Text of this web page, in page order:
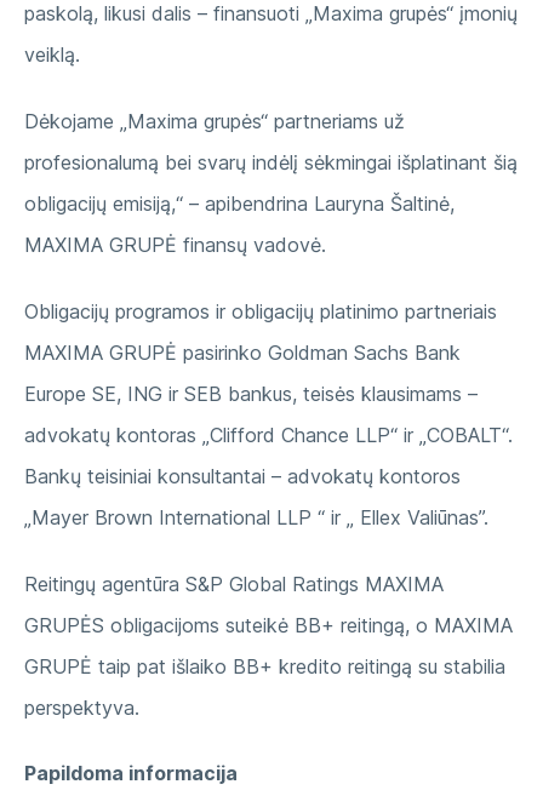
paskolą, likusi dalis – finansuoti „Maxima grupės“ įmonių
veiklą.
Dėkojame „Maxima grupės“ partneriams už
profesionalumą bei svarų indėlį sėkmingai išplatinant šią
obligacijų emisiją,“ – apibendrina Lauryna Šaltinė,
MAXIMA GRUPĖ finansų vadovė.
Obligacijų programos ir obligacijų platinimo partneriais
MAXIMA GRUPĖ pasirinko Goldman Sachs Bank
Europe SE, ING ir SEB bankus, teisės klausimams –
advokatų kontoras „Clifford Chance LLP“ ir „COBALT“.
Bankų teisiniai konsultantai – advokatų kontoros
„Mayer Brown International LLP “ ir „ Ellex Valiūnas”.
Reitingų agentūra S&P Global Ratings MAXIMA
GRUPĖS obligacijoms suteikė BB+ reitingą, o MAXIMA
GRUPĖ taip pat išlaiko BB+ kredito reitingą su stabilia
perspektyva.
Papildoma informacija